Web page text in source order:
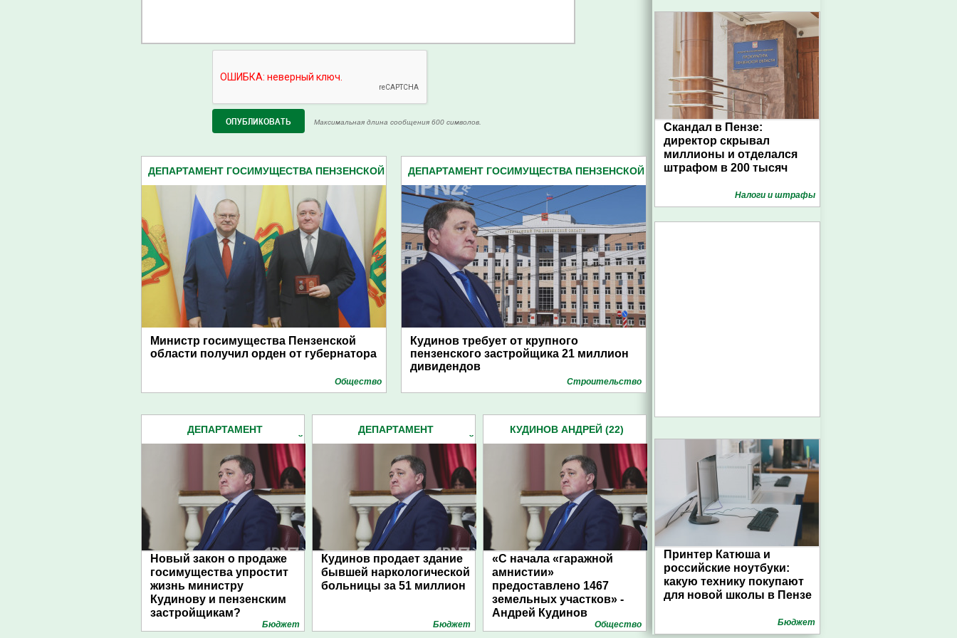
Максимальная длина сообщения 600 символов.
ДЕПАРТАМЕНТ ГОСИМУЩЕСТВА ПЕНЗЕНСКОЙ
Министр госимущества Пензенской
области получил орден от губернатора
Общество
ДЕПАРТАМЕНТ ГОСИМУЩЕСТВА ПЕНЗЕНСКОЙ
Кудинов требует от крупного
пензенского застройщика 21 миллион
дивидендов
Строительство
ДЕПАРТАМЕНТ
ОБЛАСТИ (18)
Новый закон о продаже
госимущества упростит
жизнь министру
Кудинову и пензенским
застройщикам?
Бюджет
ДЕПАРТАМЕНТ
ОБЛАСТИ (18)
Кудинов продает здание
бывшей наркологической
больницы за 51 миллион
Бюджет
КУДИНОВ АНДРЕЙ (22)
«С начала «гаражной
амнистии»
предоставлено 1467
земельных участков» -
Андрей Кудинов
Общество
Скандал в Пензе:
директор скрывал
миллионы и отделался
штрафом в 200 тысяч
Налоги и штрафы
Принтер Катюша и
российские ноутбуки:
какую технику покупают
для новой школы в Пензе
Бюджет